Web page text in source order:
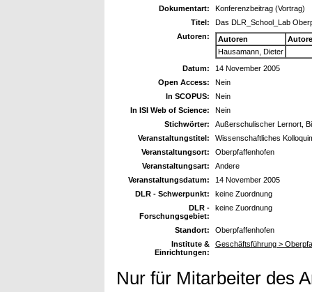
Dokumentart:
Konferenzbeitrag (Vortrag)
Titel:
Das DLR_School_Lab
Autoren:
Autoren
Hausamann, Dieter
Datum:
14 November 2005
Open Access:
Nein
In SCOPUS:
Nein
In ISI Web of Science:
Nein
Stichwörter:
Außerschulischer Lernort,
Veranstaltungstitel:
Wissenschaftliches
Veranstaltungsort:
Oberpfaffenhofen
Veranstaltungsart:
Andere
Veranstaltungsdatum:
14 November 2005
DLR - Schwerpunkt:
keine Zuordnung
DLR -
Forschungsgebiet:
keine Zuordnung
Standort:
Oberpfaffenhofen
Institute &
Einrichtungen:
Geschäftsführung >
Nur für Mitarbeiter des